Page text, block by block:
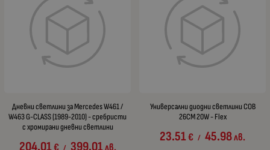
Дневни светлини за Mercedes W461 /
W463 G-CLASS (1989-2010) - сребристи
с хромирани дневни светлини
204.01€ / 399.01лв.
Универсални диодни светлини COB
26CM 20W - Flex
23.51€ / 45.98лв.